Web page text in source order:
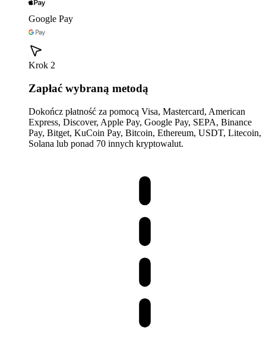
Google Pay
Krok 2
Zapłać wybraną metodą
Dokończ płatność za pomocą Visa, Mastercard, American
Express, Discover, Apple Pay, Google Pay, SEPA, Binance
Pay, Bitget, KuCoin Pay, Bitcoin, Ethereum, USDT, Litecoin,
Solana lub ponad 70 innych kryptowalut.